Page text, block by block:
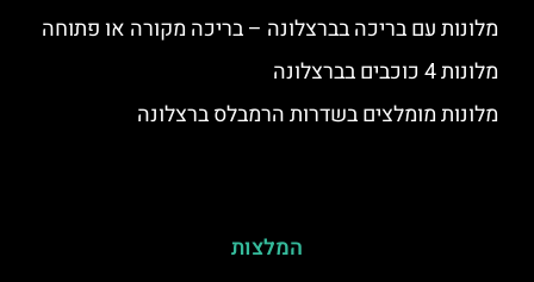
מלונות עם בריכה בברצלונה – בריכה מקורה או פתוחה
מלונות 4 כוכבים בברצלונה
מלונות מומלצים בשדרות הרמבלס ברצלונה
המלצות